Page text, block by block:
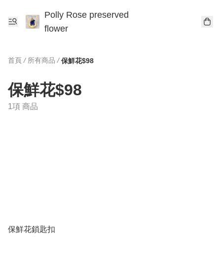
Polly Rose preserved
flower
首頁 / 所有商品 / 保鮮花$98
保鮮花$98
1項 商品
保鮮花鎖匙扣